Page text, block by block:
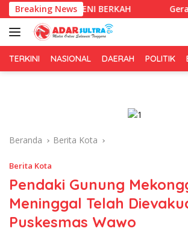
Langsung
ke
konten
Breaking News
IKENI BERKAH Gerakan Irigasi
TERKINI NASIONAL DAERAH POLITIK
Beranda Berita Kota
Berita Kota
Pendaki Gunung
Meninggal Telah
Puskesmas Wawo